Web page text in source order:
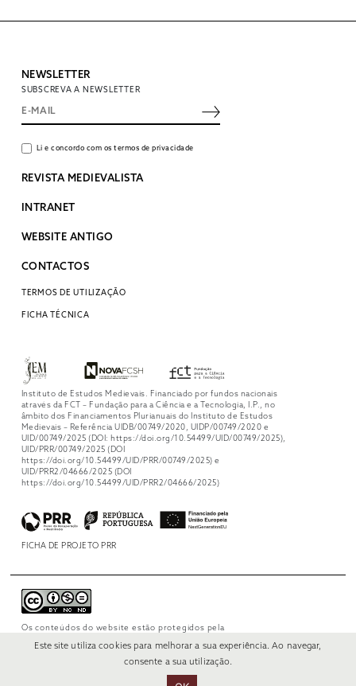
NEWSLETTER
SUBSCREVA A NEWSLETTER
Li e concordo com os termos de privacidade
REVISTA MEDIEVALISTA
INTRANET
WEBSITE ANTIGO
CONTACTOS
TERMOS DE UTILIZAÇÃO
FICHA TÉCNICA
Instituto de Estudos Medievais. Financiado por fundos nacionais
através da FCT – Fundação para a Ciência e a Tecnologia, I.P., no
âmbito dos Financiamentos Plurianuais do Instituto de Estudos
Medievais – Referência UIDB/00749/2020, UIDP/00749/2020 e
UID/00749/2025 (DOI: https://doi.org/10.54499/UID/00749/2025),
UID/PRR/00749/2025 (DOI
https://doi.org/10.54499/UID/PRR/00749/2025) e
UID/PRR2/04666/2025 (DOI
https://doi.org/10.54499/UID/PRR2/04666/2025)
FICHA DE PROJETO PRR
Os conteúdos do website estão protegidos pela
NonCommercial-NoDerivs 4.0 International.
Este site utiliza cookies para melhorar a sua experiência. Ao navegar,
consente a sua utilização.